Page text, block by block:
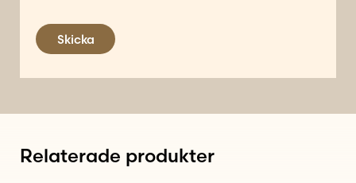
Skicka
Relaterade produkter